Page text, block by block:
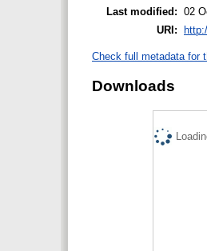
Last modified: 02
URI:
Check full metadata for
Downloads